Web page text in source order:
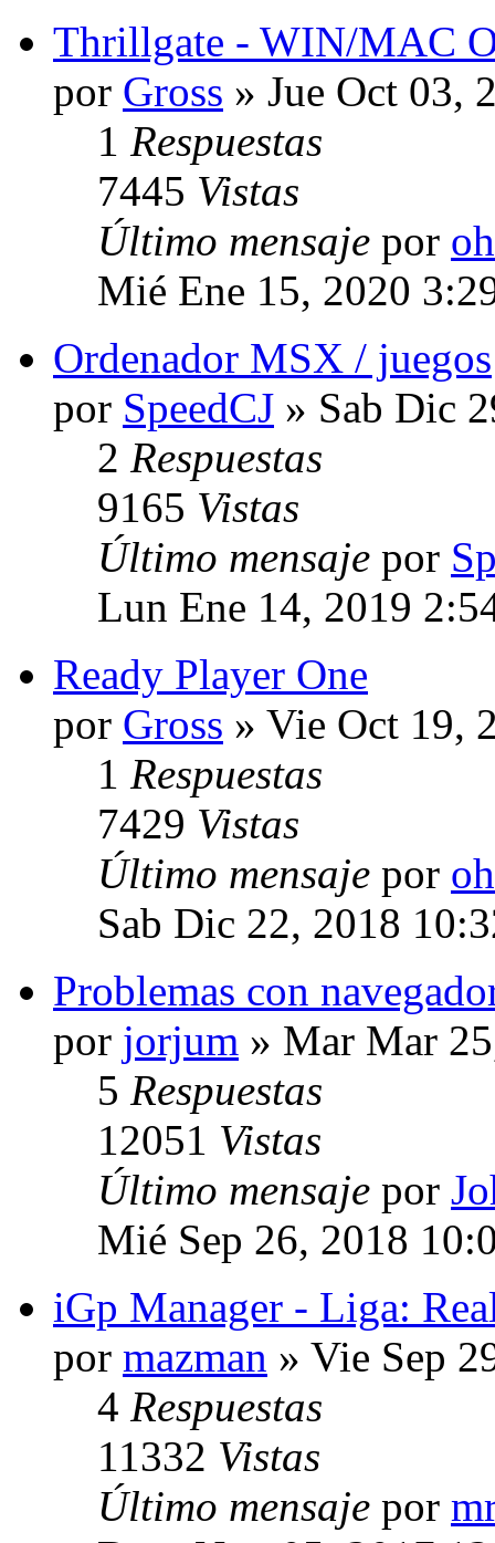
Thrillgate - WIN/MAC
por Gross » Jue Oct 03,
1 Respuestas
7445 Vistas
Último mensaje por
Mié Ene 15, 2020
Ordenador MSX / juegos
por SpeedCJ » Sab Dic
2 Respuestas
9165 Vistas
Último mensaje por
Lun Ene 14, 2019
Ready Player One
por Gross » Vie Oct 19,
1 Respuestas
7429 Vistas
Último mensaje por
Sab Dic 22, 2018
Problemas con
por jorjum » Mar Mar
5 Respuestas
12051 Vistas
Último mensaje por
Mié Sep 26, 2018
iGp Manager - Liga:
por mazman » Vie Sep
4 Respuestas
11332 Vistas
Último mensaje por